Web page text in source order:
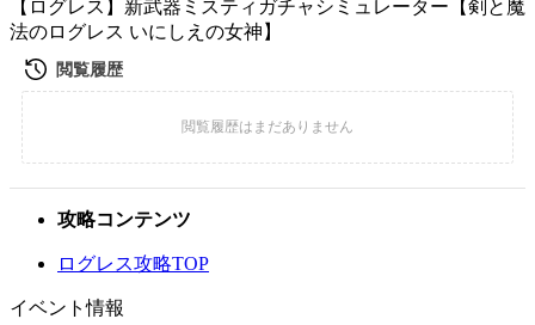
【ログレス】新武器ミスティガチャシミュレーター【剣と魔
法のログレス いにしえの女神】
攻略コンテンツ
ログレス攻略TOP
イベント情報